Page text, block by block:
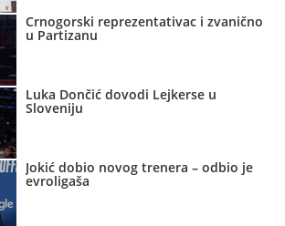
Crnogorski reprezentativac i zvanično
u Partizanu
Luka Dončić dovodi Lejkerse u
Sloveniju
Jokić dobio novog trenera – odbio je
evroligaša